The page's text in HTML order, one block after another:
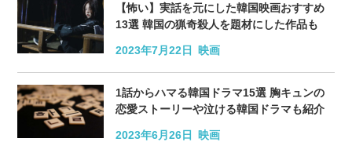
【怖い】実話を元にした韓国映画おすすめ
13選 韓国の猟奇殺人を題材にした作品も
2023年7月22日 映画
1話からハマる韓国ドラマ15選 胸キュンの
恋愛ストーリーや泣ける韓国ドラマも紹介
2023年6月26日 映画